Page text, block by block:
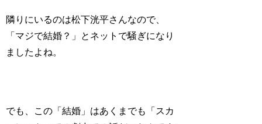
隣りにいるのは松下洸平さんなので、
「マジで結婚？」とネットで騒ぎになり
ましたよね。
でも、この「結婚」はあくまでも「スカ